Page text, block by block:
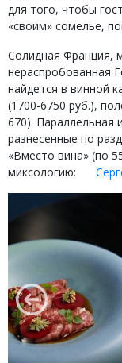
для того, чтобы
«своим» сомелье,
Солидная Франция,
нераспробованная
найдется в винной
(1700-6750 руб.),
670). Параллельная
разнесенные по
«Вместо вина» (по
миксологию: